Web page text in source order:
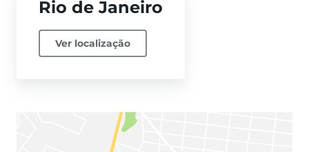
Rio de Janeiro
Ver localização